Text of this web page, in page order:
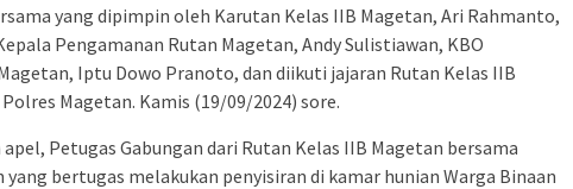
yang dipimpin oleh Karutan Kelas IIB Magetan, Ari Rahmanto,
Pengamanan Rutan Magetan, Andy Sulistiawan, KBO
Iptu Dowo Pranoto, dan diikuti jajaran Rutan Kelas IIB
Magetan. Kamis (19/09/2024) sore.
Petugas Gabungan dari Rutan Kelas IIB Magetan bersama
bertugas melakukan penyisiran di kamar hunian Warga Binaan